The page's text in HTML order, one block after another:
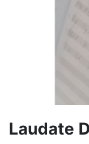
Laudate